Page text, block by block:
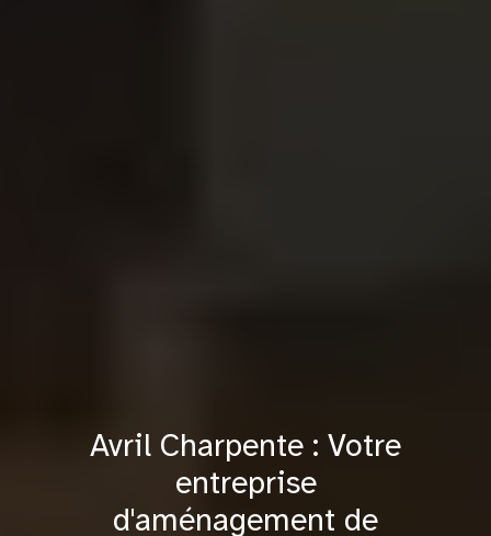
Avril Charpente : Votre
entreprise
d'aménagement de